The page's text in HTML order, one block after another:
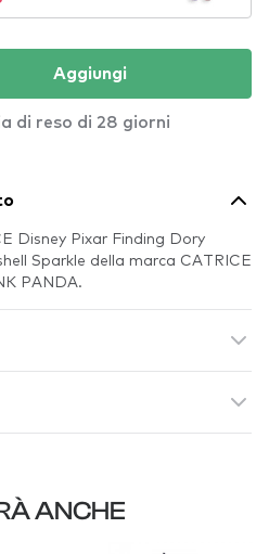
Aggiungi
di reso di 28 giorni
Disney Pixar Finding Dory
Sparkle della marca CATRICE
PANDA.
ANCHE